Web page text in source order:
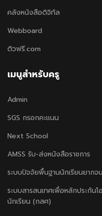
คลังหนังสือดิจิทัล
Webboard
ติวฟรี.com
เมนูสำหรับครู
Admin
SGS กรอกคะแนน
Next School
AMSS รับ-ส่งหนังสือราชการ
ระบบปัจจัยพื้นฐานนักเรียนยากจน
ระบบสารสนเทศเพื่อหลักประกัน
นักเรียน (กสศ)